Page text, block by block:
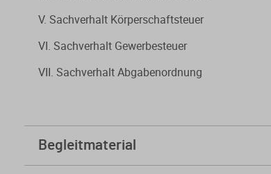
V. Sachverhalt Körperschaftsteuer
VI. Sachverhalt Gewerbesteuer
VII. Sachverhalt Abgabenordnung
Begleitmaterial